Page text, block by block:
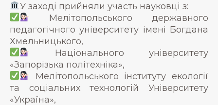
У заході прийняли участь науковці з:
Мелітопольського державного
педагогічного університету імені Богдана
Хмельницького,
Національного університету
«Запорізька політехніка»,
Мелітопольського інституту екології
та соціальних технологій Університету
«Україна»,